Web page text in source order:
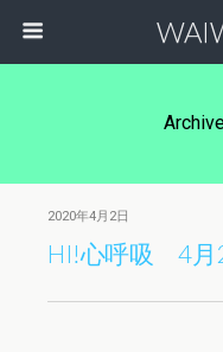
2020年4月2日
HI!心呼吸 4月2